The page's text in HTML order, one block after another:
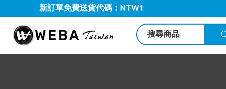
新訂單免費送貨代碼：NTW1